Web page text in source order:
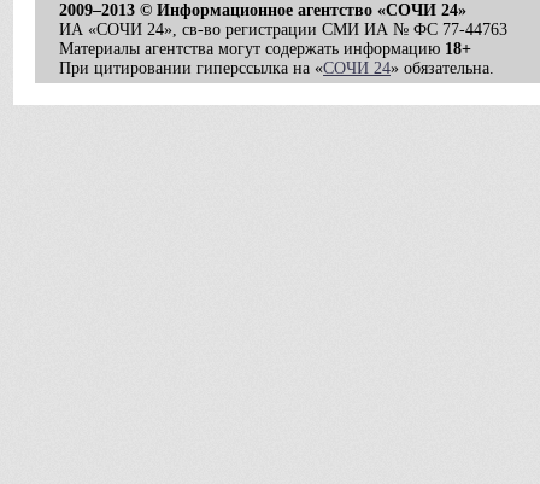
2009–2013 © Информационное агентство «СОЧИ 24»
ИА «СОЧИ 24», св-во регистрации СМИ ИА № ФС 77-44763
Материалы агентства могут содержать информацию 18+
При цитировании гиперссылка на «СОЧИ 24» обязательна.